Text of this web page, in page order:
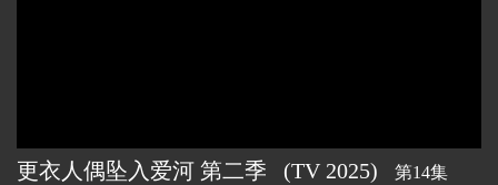
更衣人偶坠入爱河 第二季 (TV 2025) 第14集